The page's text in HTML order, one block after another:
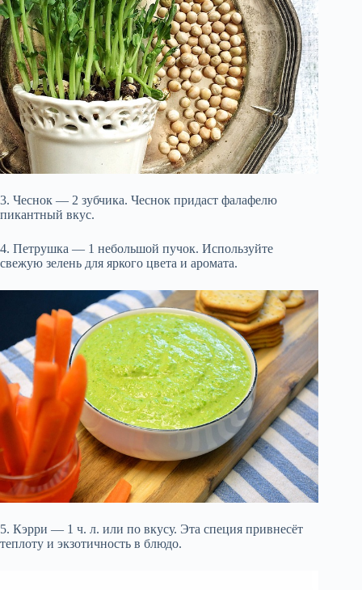
3. Чеснок — 2 зубчика. Чеснок придаст фалафелю
пикантный вкус.
4. Петрушка — 1 небольшой пучок. Используйте
свежую зелень для яркого цвета и аромата.
5. Кэрри — 1 ч. л. или по вкусу. Эта специя привнесёт
теплоту и экзотичность в блюдо.